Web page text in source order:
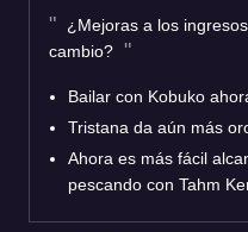
¿Mejoras a los
cambio?
Bailar con Kobuko
Tristana da aún más
Ahora es más fácil
pescando con Tahm